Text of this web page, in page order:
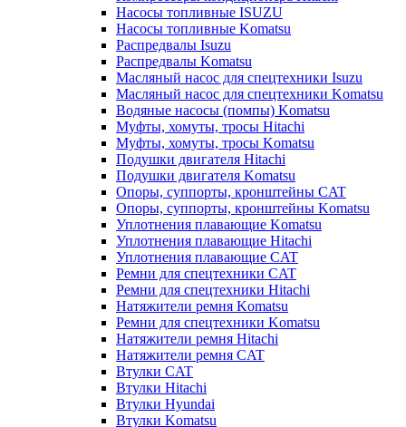
Насосы топливные ISUZU
Насосы топливные Komatsu
Распредвалы Isuzu
Распредвалы Komatsu
Масляный насос для спецтехники Isuzu
Масляный насос для спецтехники Komatsu
Водяные насосы (помпы) Komatsu
Муфты, хомуты, тросы Hitachi
Муфты, хомуты, тросы Komatsu
Подушки двигателя Hitachi
Подушки двигателя Komatsu
Опоры, суппорты, кронштейны CAT
Опоры, суппорты, кронштейны Komatsu
Уплотнения плавающие Komatsu
Уплотнения плавающие Hitachi
Уплотнения плавающие CAT
Ремни для спецтехники CAT
Ремни для спецтехники Hitachi
Натяжители ремня Komatsu
Ремни для спецтехники Komatsu
Натяжители ремня Hitachi
Натяжители ремня CAT
Втулки CAT
Втулки Hitachi
Втулки Hyundai
Втулки Komatsu